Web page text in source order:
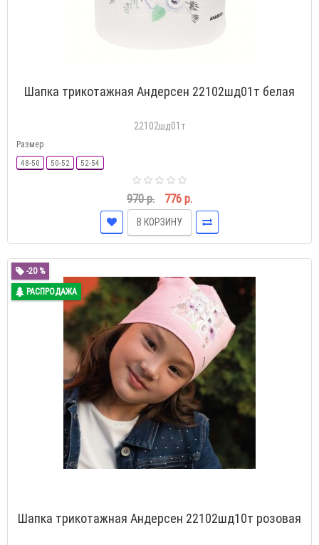
Шапка трикотажная Андерсен 22102шд01т белая
22102шд01т
Размер
48-50 50-52 52-54
970 р. 776 р.
В КОРЗИНУ
-20 %
РАСПРОДАЖА
Шапка трикотажная Андерсен 22102шд10т розовая